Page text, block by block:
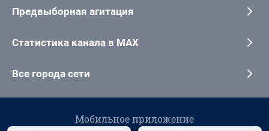
Предвыборная агитация
Статистика канала в MAX
Все города сети
Мобильное приложение